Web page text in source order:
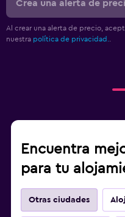
Crea una alerta de
Al crear una alerta de precio,
nuestra política de privacidad.
Encuentra
para tu
Otras ciudades